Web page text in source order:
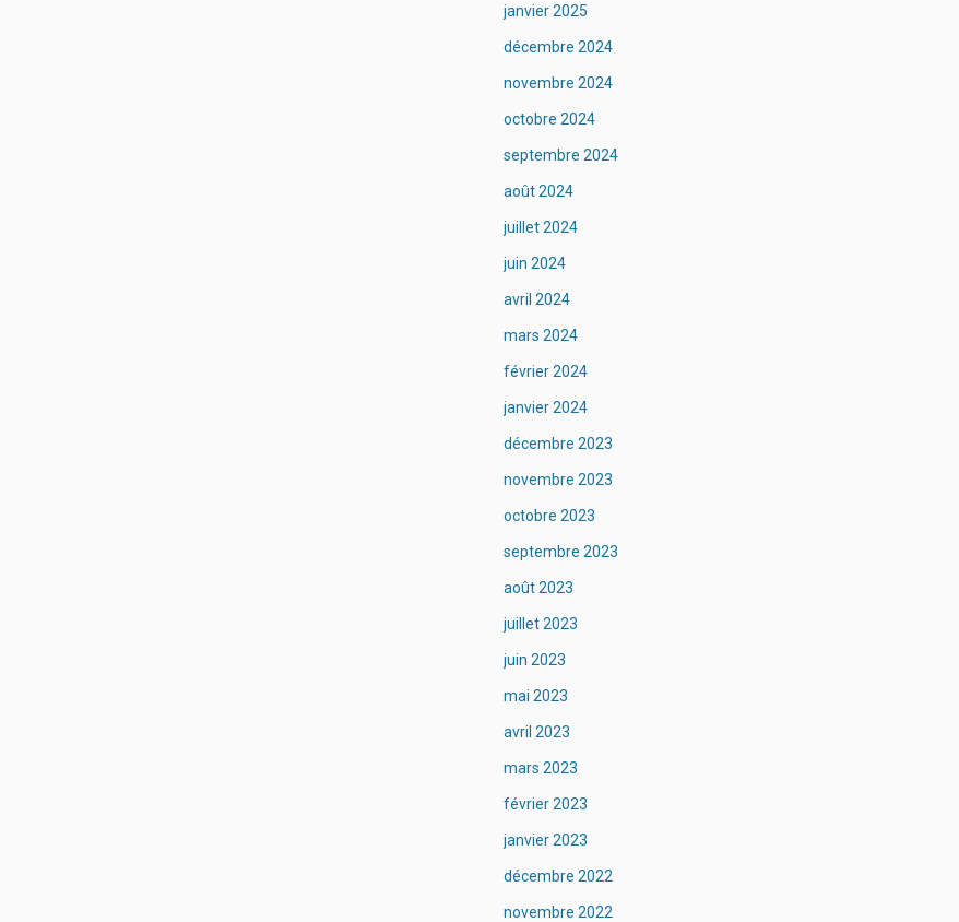
janvier 2025
décembre 2024
novembre 2024
octobre 2024
septembre 2024
août 2024
juillet 2024
juin 2024
avril 2024
mars 2024
février 2024
janvier 2024
décembre 2023
novembre 2023
octobre 2023
septembre 2023
août 2023
juillet 2023
juin 2023
mai 2023
avril 2023
mars 2023
février 2023
janvier 2023
décembre 2022
novembre 2022